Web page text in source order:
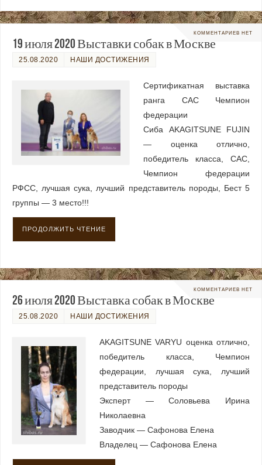
КОММЕНТАРИЕВ НЕТ
19 июля 2020 Выставки собак в Москве
25.08.2020 НАШИ ДОСТИЖЕНИЯ
Сертификатная выставка
ранга САС Чемпион
федерации
Сиба AKAGITSUNE FUJIN
— оценка отлично,
победитель класса, САС,
Чемпион федерации
РФСС, лучшая сука, лучший представитель породы, Бест 5
группы — 3 место!!!
ПРОДОЛЖИТЬ ЧТЕНИЕ
КОММЕНТАРИЕВ НЕТ
26 июля 2020 Выставка собак в Москве
25.08.2020 НАШИ ДОСТИЖЕНИЯ
AKAGITSUNE VARYU оценка отлично,
победитель класса, Чемпион
федерации, лучшая сука, лучший
представитель породы
Эксперт — Соловьева Ирина
Николаевна
Заводчик — Сафонова Елена
Владелец — Сафонова Елена